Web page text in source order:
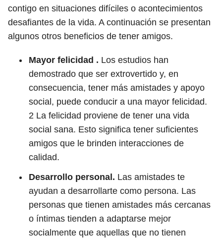
contigo en situaciones difíciles o acontecimientos
desafiantes de la vida. A continuación se presentan
algunos otros beneficios de tener amigos.
Mayor felicidad . Los estudios han
demostrado que ser extrovertido y, en
consecuencia, tener más amistades y apoyo
social, puede conducir a una mayor felicidad.
2 La felicidad proviene de tener una vida
social sana. Esto significa tener suficientes
amigos que le brinden interacciones de
calidad.
Desarrollo personal. Las amistades te
ayudan a desarrollarte como persona. Las
personas que tienen amistades más cercanas
o íntimas tienden a adaptarse mejor
socialmente que aquellas que no tienen